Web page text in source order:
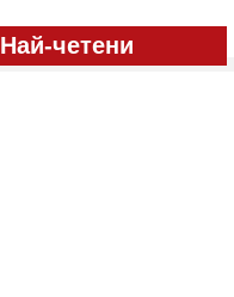
Най-четени